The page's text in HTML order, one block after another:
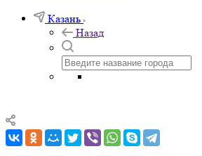
Казань
Назад